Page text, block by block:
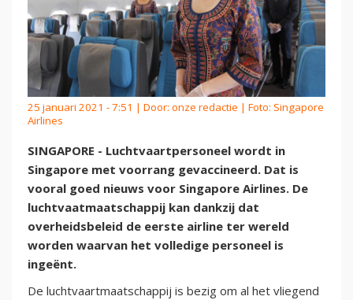
25 januari 2021 - 7:51 | Door: onze redactie | Foto: Singapore
Airlines
SINGAPORE - Luchtvaartpersoneel wordt in
Singapore met voorrang gevaccineerd. Dat is
vooral goed nieuws voor Singapore Airlines. De
luchtvaatmaatschappij kan dankzij dat
overheidsbeleid de eerste airline ter wereld
worden waarvan het volledige personeel is
ingeënt.
De luchtvaartmaatschappij is bezig om al het vliegend